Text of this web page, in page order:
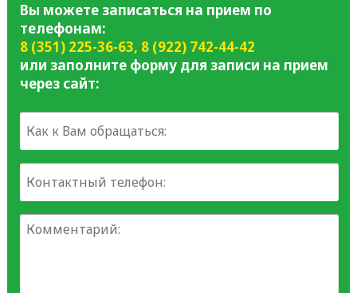
Вы можете записаться на прием по
телефонам:
8 (351) 225-36-63, 8 (922) 742-44-42
или заполните форму для записи на прием
через сайт: